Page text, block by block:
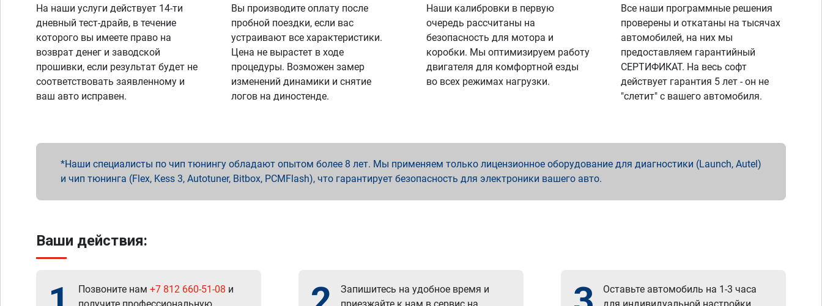
На наши услуги действует 14-ти
дневный тест-драйв, в течение
которого вы имеете право на
возврат денег и заводской
прошивки, если результат будет не
соответствовать заявленному и
ваш авто исправен.
Вы производите оплату после
пробной поездки, если вас
устраивают все характеристики.
Цена не вырастет в ходе
процедуры. Возможен замер
изменений динамики и снятие
логов на диностенде.
Наши калибровки в первую
очередь рассчитаны на
безопасность для мотора и
коробки. Мы оптимизируем работу
двигателя для комфортной езды
во всех режимах нагрузки.
Все наши программные решения
проверены и откатаны на тысячах
автомобилей, на них мы
предоставляем гарантийный
СЕРТИФИКАТ. На весь софт
действует гарантия 5 лет - он не
"слетит" с вашего автомобиля.
Наши специалисты по чип тюнингу обладают опытом более 8 лет. Мы применяем только лицензионное оборудование для диагностики (Launch, Autel)
и чип тюнинга (Flex, Kess 3, Autotuner, Bitbox, PCMFlash), что гарантирует безопасность для электроники вашего авто.
Ваши действия:
Позвоните нам +7 812 660-51-08 и
Запишитесь на удобное время и
Оставьте автомобиль на 1-3 часа